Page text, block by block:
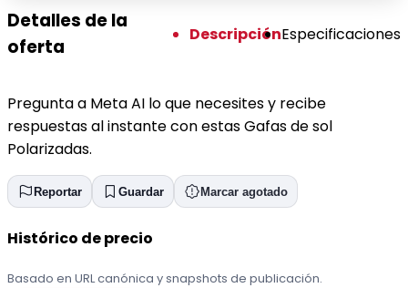
Detalles de la
oferta
DescripciónEspecificaciones
Pregunta a Meta AI lo que necesites y recibe
respuestas al instante con estas Gafas de sol
Polarizadas.
Reportar Guardar Marcar agotado
Histórico de precio
Basado en URL canónica y snapshots de publicación.